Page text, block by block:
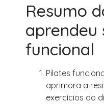
Resumo
aprendeu
funcional
Pilates
aprimora a
exercícios do